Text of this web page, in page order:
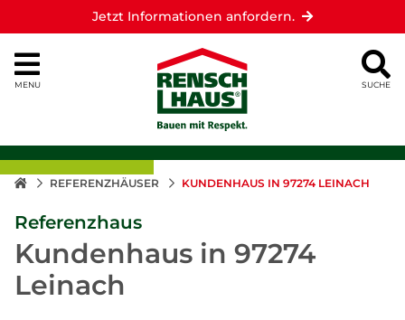
Jetzt Informationen anfordern.
MENU SUCHE
REFERENZHÄUSER KUNDENHAUS IN 97274 LEINACH
Referenzhaus
Kundenhaus in 97274
Leinach